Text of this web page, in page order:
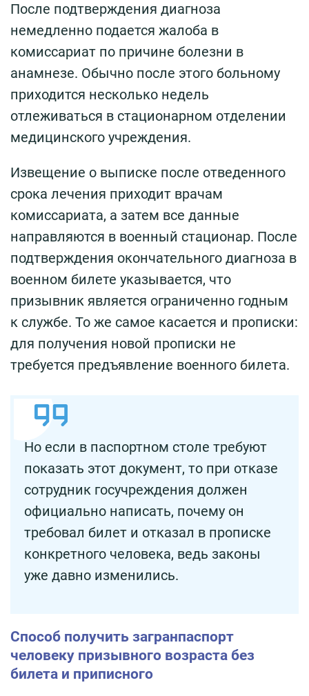
После подтверждения диагноза
немедленно подается жалоба в
комиссариат по причине болезни в
анамнезе. Обычно после этого больному
приходится несколько недель
отлеживаться в стационарном отделении
медицинского учреждения.
Извещение о выписке после отведенного
срока лечения приходит врачам
комиссариата, а затем все данные
направляются в военный стационар. После
подтверждения окончательного диагноза в
военном билете указывается, что
призывник является ограниченно годным
к службе. То же самое касается и прописки:
для получения новой прописки не
требуется предъявление военного билета.
Но если в паспортном столе требуют
показать этот документ, то при отказе
сотрудник госучреждения должен
официально написать, почему он
требовал билет и отказал в прописке
конкретного человека, ведь законы
уже давно изменились.
Способ получить загранпаспорт
человеку призывного возраста без
билета и приписного